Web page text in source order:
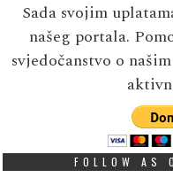
Sada svojim
našeg portala.
svjedočanstvo o
FOLLOW AS